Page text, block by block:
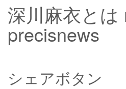
深川麻衣とは
precisnews
シェアボタン